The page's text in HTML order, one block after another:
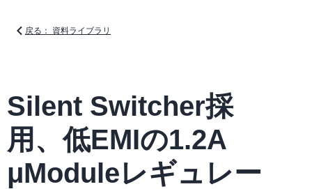
戻る： 資料ライブラリ
Silent Switcher採
用、低EMIの1.2A
μModuleレギュレー